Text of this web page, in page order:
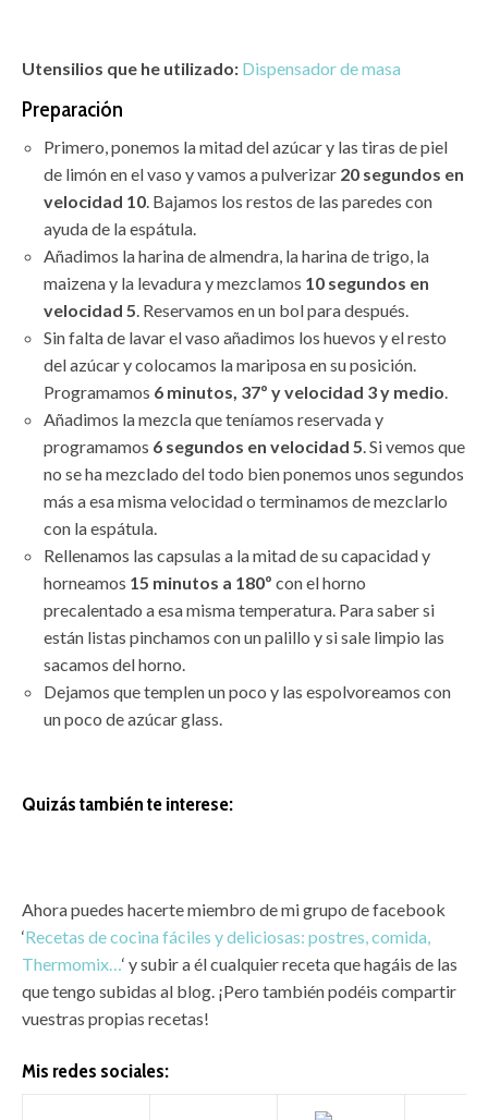
Utensilios que he utilizado: Dispensador de masa
Preparación
Primero, ponemos la mitad del azúcar y las tiras de piel
de limón en el vaso y vamos a pulverizar 20 segundos en
velocidad 10. Bajamos los restos de las paredes con
ayuda de la espátula.
Añadimos la harina de almendra, la harina de trigo, la
maizena y la levadura y mezclamos 10 segundos en
velocidad 5. Reservamos en un bol para después.
Sin falta de lavar el vaso añadimos los huevos y el resto
del azúcar y colocamos la mariposa en su posición.
Programamos 6 minutos, 37º y velocidad 3 y medio.
Añadimos la mezcla que teníamos reservada y
programamos 6 segundos en velocidad 5. Si vemos que
no se ha mezclado del todo bien ponemos unos segundos
más a esa misma velocidad o terminamos de mezclarlo
con la espátula.
Rellenamos las capsulas a la mitad de su capacidad y
horneamos 15 minutos a 180º con el horno
precalentado a esa misma temperatura. Para saber si
están listas pinchamos con un palillo y si sale limpio las
sacamos del horno.
Dejamos que templen un poco y las espolvoreamos con
un poco de azúcar glass.
Quizás también te interese:
Ahora puedes hacerte miembro de mi grupo de facebook
‘Recetas de cocina fáciles y deliciosas: postres, comida,
Thermomix…‘ y subir a él cualquier receta que hagáis de las
que tengo subidas al blog. ¡Pero también podéis compartir
vuestras propias recetas!
Mis redes sociales: